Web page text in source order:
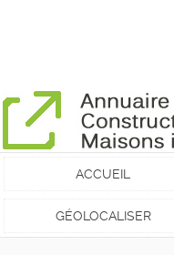
ACCUEIL
GÉOLOCALISER